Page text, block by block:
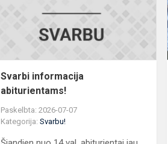
Svarbi informacija
abiturientams!
Paskelbta: 2026-07-07
Kategorija:Svarbu!